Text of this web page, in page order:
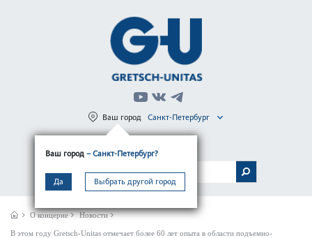
Ваш город – Санкт-Петербург?
Да Выбрать другой город
Ваш город Санкт-Петербург
МЕНЮ
О концерне Новости
В этом году Gretsch-Unitas отмечает более 60 лет опыта в области подъемно-